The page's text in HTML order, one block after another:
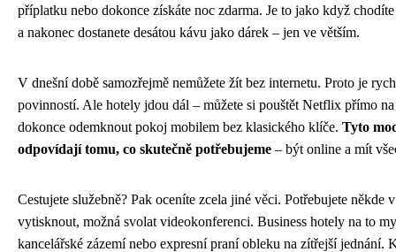
příplatku nebo dokonce získáte noc zdarma. Je to jako když
a nakonec dostanete desátou kávu jako dárek – jen ve větším.
V dnešní době samozřejmě nemůžete žít bez internetu. Proto je
povinností. Ale hotely jdou dál – můžete si pouštět Netflix přímo
dokonce odemknout pokoj mobilem bez klasického klíče. Tyto
odpovídají tomu, co skutečně potřebujeme – být online a mít
Cestujete služebně? Pak oceníte zcela jiné věci. Potřebujete někde
vytisknout, možná svolat videokonferenci. Business hotely na to
kancelářské zázemí nebo expresní praní obleku na zítřejší jednání.